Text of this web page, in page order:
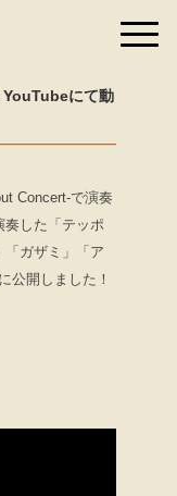
にて動
Concert-で演奏
奏した「テッポ
「ガザミ」「ア
公開しました！